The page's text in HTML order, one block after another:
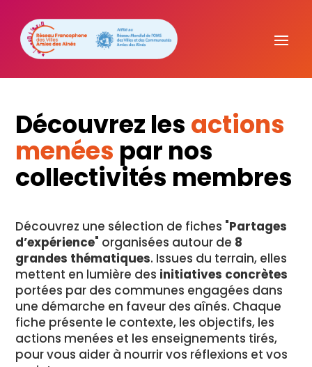
Découvrez les actions
menées par nos
collectivités membres
Découvrez une sélection de fiches "Partages
d’expérience" organisées autour de 8
grandes thématiques. Issues du terrain, elles
mettent en lumière des initiatives concrètes
portées par des communes engagées dans
une démarche en faveur des aînés. Chaque
fiche présente le contexte, les objectifs, les
actions menées et les enseignements tirés,
pour vous aider à nourrir vos réflexions et vos